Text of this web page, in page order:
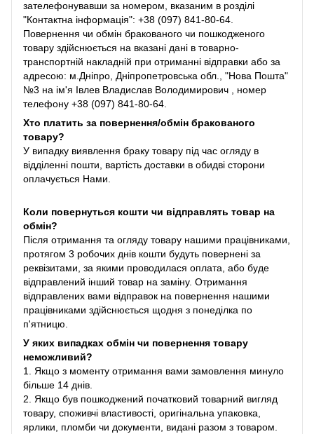
зателефонувавши за номером, вказаним в розділі
"Контактна інформація": +38 (097) 841-80-64.
Повернення чи обмін бракованого чи пошкодженого
товару здійснюється на вказані дані в товарно-
транспортній накладній при отриманні відправки або за
адресою: м.Дніпро, Дніпропетровська обл., "Нова Пошта"
№3 на ім'я Івлев Владислав Володимирович , номер
телефону +38 (097) 841-80-64.
Хто платить за повернення/обмін бракованого
товару?
У випадку виявлення браку товару під час огляду в
відділенні пошти, вартість доставки в обидві сторони
оплачується Нами.
Коли повернуться кошти чи відправлять товар на
обмін?
Після отримання та огляду товару нашими працівниками,
протягом 3 робочих днів кошти будуть повернені за
реквізитами, за якими проводилася оплата, або буде
відправлений інший товар на заміну. Отримання
відправлених вами відправок на повернення нашими
працівниками здійснюється щодня з понеділка по
п'ятницю.
У яких випадках обмін чи повернення товару
неможливий?
1. Якщо з моменту отримання вами замовлення минуло
більше 14 днів.
2. Якщо був пошкоджений початковий товарний вигляд
товару, споживчі властивості, оригінальна упаковка,
ярлики, пломби чи документи, видані разом з товаром.